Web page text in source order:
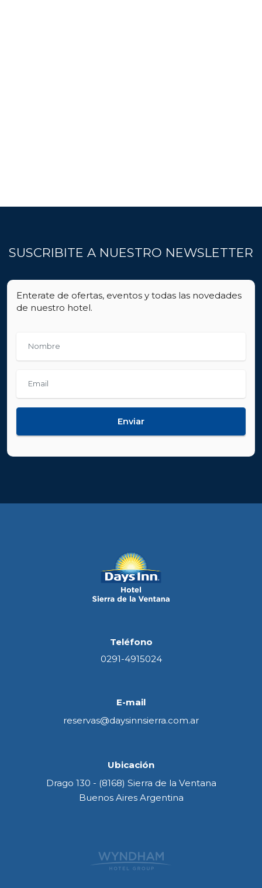
SUSCRIBITE A NUESTRO NEWSLETTER
Enterate de ofertas, eventos y todas las novedades
de nuestro hotel.
Enviar
Teléfono
0291-4915024
E-mail
reservas@daysinnsierra.com.ar
Ubicación
Drago 130 - (8168) Sierra de la Ventana
Buenos Aires Argentina